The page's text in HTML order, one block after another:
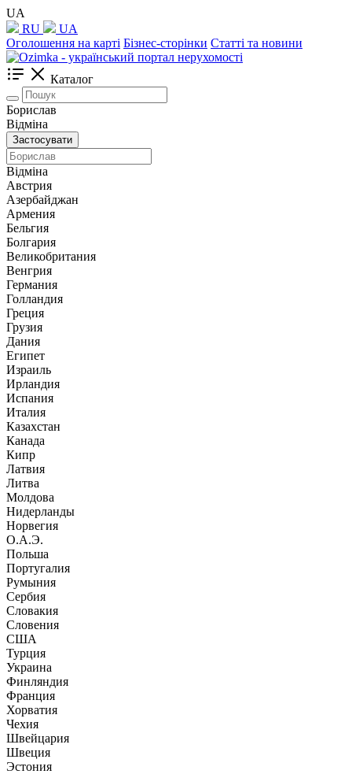
UA
RU
UA
Оголошення на карті Бізнес-сторінки Статті та новини
Каталог
Борислав
Відміна
Застосувати
Відміна
Австрия
Азербайджан
Армения
Бельгия
Болгария
Великобритания
Венгрия
Германия
Голландия
Греция
Грузия
Дания
Египет
Израиль
Ирландия
Испания
Италия
Казахстан
Канада
Кипр
Латвия
Литва
Молдова
Нидерланды
Норвегия
О.А.Э.
Польша
Португалия
Румыния
Сербия
Словакия
Словения
США
Турция
Украина
Финляндия
Франция
Хорватия
Чехия
Швейцария
Швеция
Эстония